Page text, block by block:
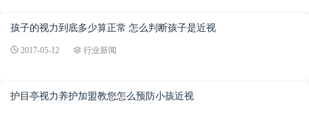
孩子的视力到底多少算正常 怎么判断孩子是近视
2017-05-12 行业新闻
护目亭视力养护加盟教您怎么预防小孩近视